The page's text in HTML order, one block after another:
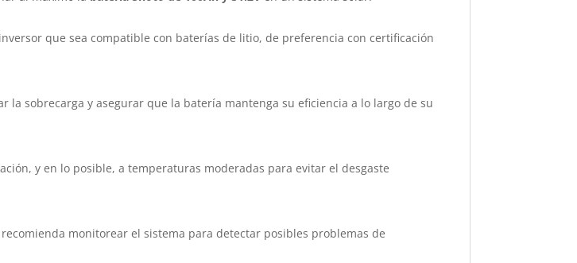
que sea compatible con baterías de litio, de preferencia con certificación
sobrecarga y asegurar que la batería mantenga su eficiencia a lo largo de su
y en lo posible, a temperaturas moderadas para evitar el desgaste
monitorear el sistema para detectar posibles problemas de